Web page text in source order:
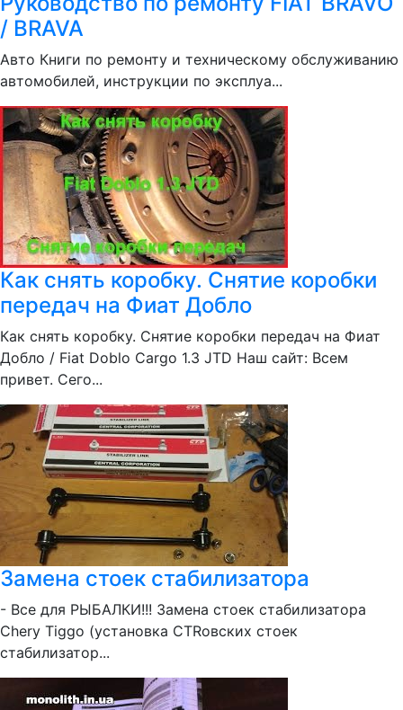
/ BRAVA
Авто Книги по ремонту и техническому обслуживанию
автомобилей, инструкции по эксплуа...
Как снять коробку. Снятие коробки
передач на Фиат Добло
Как снять коробку. Снятие коробки передач на Фиат
Добло / Fiat Doblo Cargo 1.3 JTD Наш сайт: Всем
привет. Сего...
Замена стоек стабилизатора
- Все для РЫБАЛКИ!!! Замена стоек стабилизатора
Chery Tiggo (установка CTRовских стоек
стабилизатор...